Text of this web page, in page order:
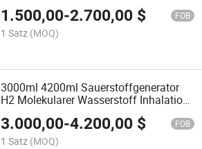
1.500,00-2.700,00 $ FOB
1 Satz (MOQ)
3000ml 4200ml Sauerstoffgenerator
H2 Molekularer Wasserstoff Inhalation
3.000,00-4.200,00 $ FOB
1 Satz (MOQ)